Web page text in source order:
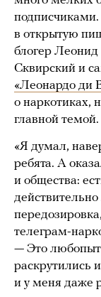
в открытую
блогер Леонид
Сквирский и
«Леонардо ди
о наркотиках,
главной темой.
«Я думал,
ребята. А
и общества:
телеграм-
— Это
раскрутились
и у меня даже